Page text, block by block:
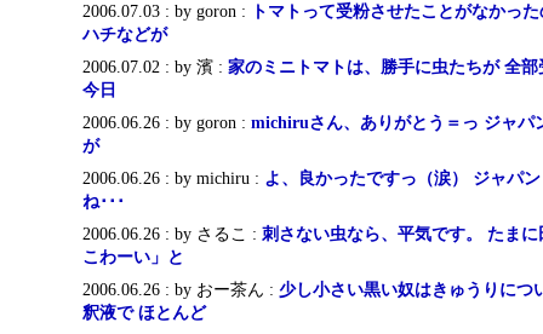
2006.07.03 : by goron :
トマトって受粉させたことがなかっ
ハチなどが
2006.07.02 : by 濱 : 家のミニトマトは、勝手に虫たちが 全
今日
2006.06.26 : by goron : michiruさん、ありがとう＝っ ジャパ
が
2006.06.26 : by michiru : よ、良かったですっ（涙） ジャパ
ね･･･
2006.06.26 : by さるこ : 刺さない虫なら、平気です。 たま
こわーい」と
2006.06.26 : by おー茶ん : 少し小さい黒い奴はきゅうりにつ
釈液で ほとんど